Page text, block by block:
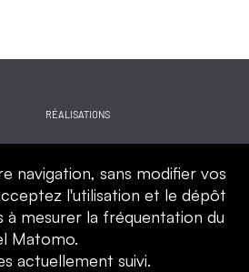
RÉALISATIONS
QUI SOMMES-NOUS
navigation, sans modifier vos
l'utilisation et le dépôt
à mesurer la fréquentation du
Matomo.
actuellement suivi.